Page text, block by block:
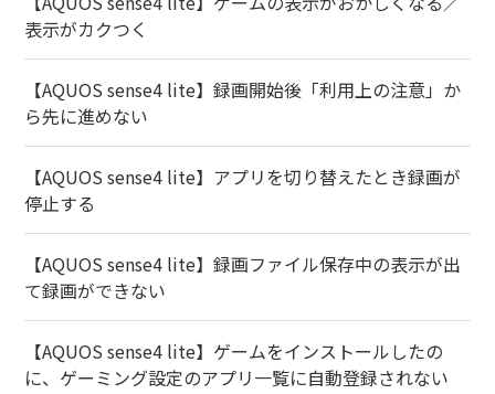
表示がカクつく
【AQUOS sense4 lite】録画開始後「利用上の注意」か
ら先に進めない
【AQUOS sense4 lite】アプリを切り替えたとき録画が
停止する
【AQUOS sense4 lite】録画ファイル保存中の表示が出
て録画ができない
【AQUOS sense4 lite】ゲームをインストールしたの
に、ゲーミング設定のアプリ一覧に自動登録されない